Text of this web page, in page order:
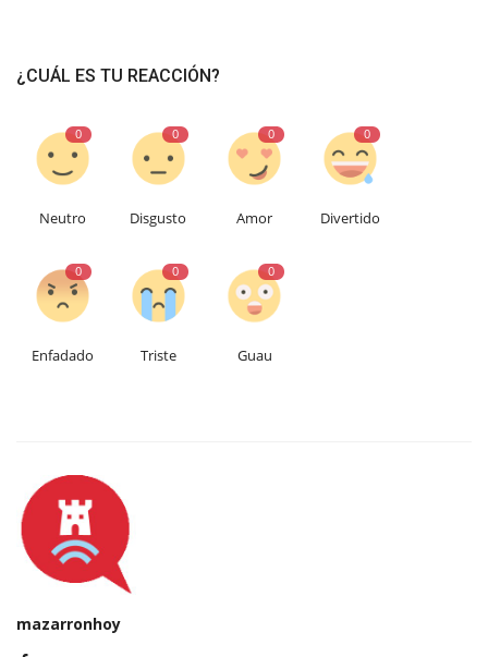
¿CUÁL ES TU REACCIÓN?
0
Neutro
0
Disgusto
0
Amor
0
Divertido
0
Enfadado
0
Triste
0
Guau
mazarronhoy